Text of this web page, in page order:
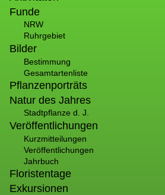
Funde
NRW
Ruhrgebiet
Bilder
Bestimmung
Gesamtartenliste
Pflanzenporträts
Natur des Jahres
Stadtpflanze d. J.
Veröffentlichungen
Kurzmitteilungen
Veröffentlichungen
Jahrbuch
Floristentage
Exkursionen